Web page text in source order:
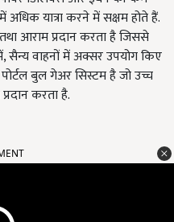
यात्रा करने में सक्षम होते हैं.
आराम प्रदान करता है जिससे
सैन्य वाहनों में अक्सर उपयोग किए
बुल गेअर सिस्टम है जो उच्च
करता है.